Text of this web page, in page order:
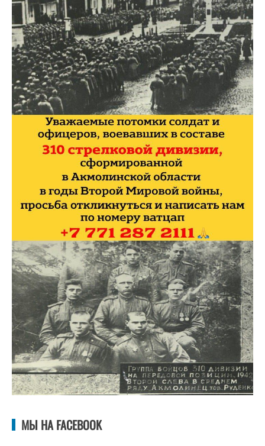
МЫ НА FACEBOOK